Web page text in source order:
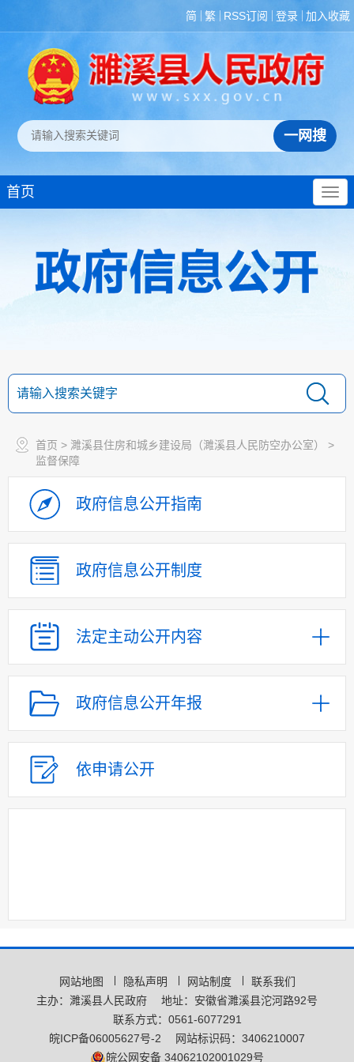
简 繁 RSS订阅 登录 加入收藏
首页
首页 > 濉溪县住房和城乡建设局（濉溪县人民防空办公室）
>
监督保障
政府信息公开指南
政府信息公开制度
法定主动公开内容
政府信息公开年报
依申请公开
网站地图 隐私声明 网站制度
联系我们
主办：濉溪县人民政府
地址：安徽省濉溪县沱河路92号
联系方式：0561-6077291
皖ICP备06005627号-2
网站标识码：3406210007
皖公网安备 34062102001029号